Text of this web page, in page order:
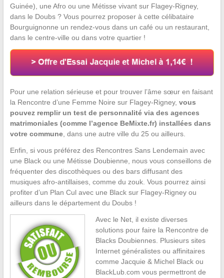
Guinée), une Afro ou une Métisse vivant sur Flagey-Rigney,
dans le Doubs ? Vous pourrez proposer à cette célibataire
Bourguignonne un rendez-vous dans un café ou un restaurant,
dans le centre-ville ou dans votre quartier !
Pour une relation sérieuse et pour trouver l’âme sœur en faisant
la Rencontre d’une Femme Noire sur Flagey-Rigney, vous
pouvez remplir un test de personnalité via des agences
matrimoniales (comme l’agence BeMixte.fr) installées dans
votre commune, dans une autre ville du 25 ou ailleurs.
Enfin, si vous préférez des Rencontres Sans Lendemain avec
une Black ou une Métisse Doubienne, nous vous conseillons de
fréquenter des discothèques ou des bars diffusant des
musiques afro-antillaises, comme du zouk. Vous pourrez ainsi
profiter d’un Plan Cul avec une Black sur Flagey-Rigney ou
ailleurs dans le département du Doubs !
Avec le Net, il existe diverses
solutions pour faire la Rencontre de
Blacks Doubiennes. Plusieurs sites
Internet généralistes ou affinitaires
comme Jacquie & Michel Black ou
BlackLub.com vous permettront de